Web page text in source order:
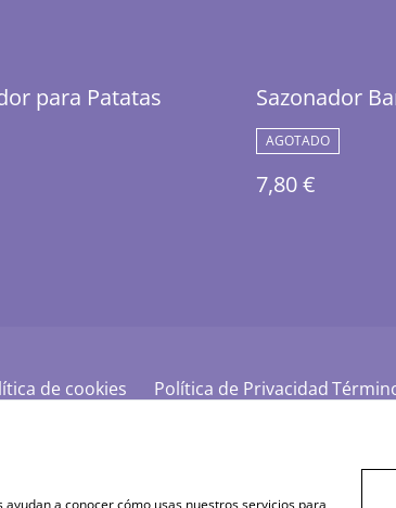
para Patatas Sazonador
AGOTADO
7,80 €
de cookies Política de Privacidad
a conocer cómo usas nuestros servicios para